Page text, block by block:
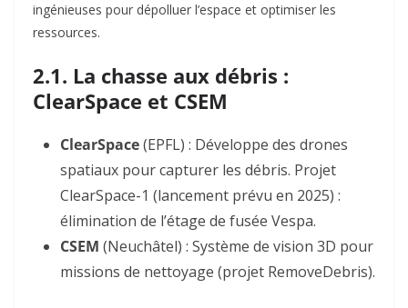
ingénieuses pour dépolluer l’espace et optimiser les
ressources.
2.1. La chasse aux débris :
ClearSpace et CSEM
ClearSpace(EPFL) : Développe des drones
spatiaux pour capturer les débris. Projet
ClearSpace-1 (lancement prévu en 2025) :
élimination de l’étage de fusée Vespa.
CSEM (Neuchâtel) : Système de vision 3D pour
missions de nettoyage (projet RemoveDebris).